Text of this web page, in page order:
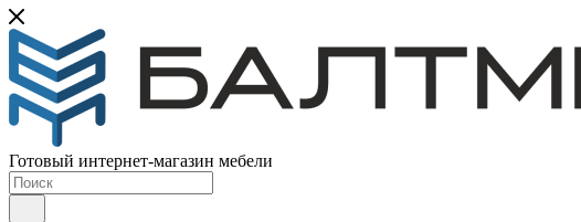
Готовый интернет-магазин мебели